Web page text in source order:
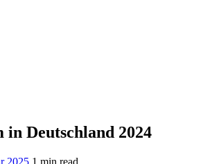
in Deutschland 2024
2025 1 min read